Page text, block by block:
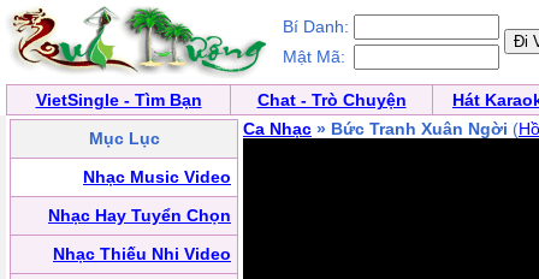
Bí Danh:
Mật Mã:
VietSingle - Tìm Bạn Chat - Trò Chuyện
Hát
Mục Lục
Nhạc Music Video
Nhạc Hay Tuyển Chọn
Nhạc Thiếu Nhi Video
Ca Nhạc » Bức Tranh Xuân Ngời (